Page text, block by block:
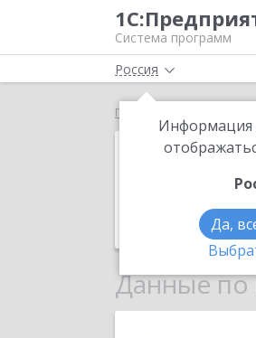
Система программ
Россия
Информация
Да,
Главная
Телефон: (495)
Данные по